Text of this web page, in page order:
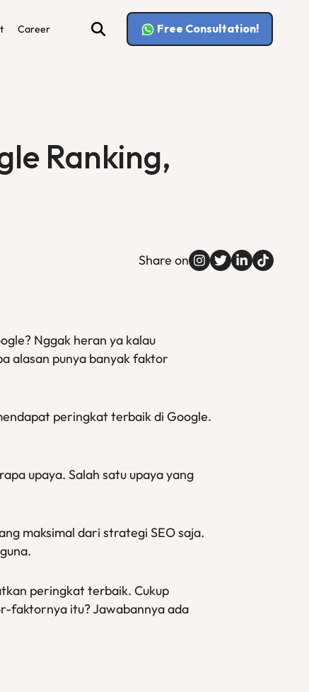
Career Free Consultation!
Ranking,
Share on
Nggak heran ya kalau
alasan punya banyak faktor
peringkat terbaik di Google.
upaya. Salah satu upaya yang
maksimal dari strategi SEO saja.
peringkat terbaik. Cukup
faktornya itu? Jawabannya ada